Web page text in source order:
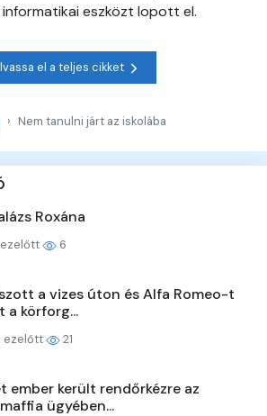
eszközt lopott el.
el a teljes cikket
Nem tanulni járt az iskolába
Roxána
ezelőtt 6
a vizes úton és Alfa Romeo-t
körforg...
ezelőtt 21
ember került rendőrkézre az
ügyében...